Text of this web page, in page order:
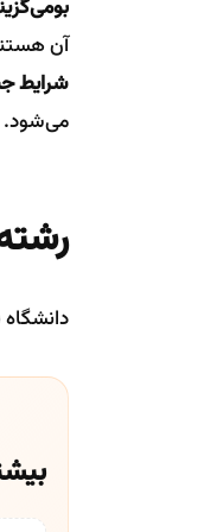
آن
شرایط
می‌شود.